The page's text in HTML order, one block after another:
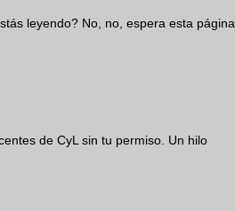
leyendo? No, no, espera esta página
de CyL sin tu permiso. Un hilo